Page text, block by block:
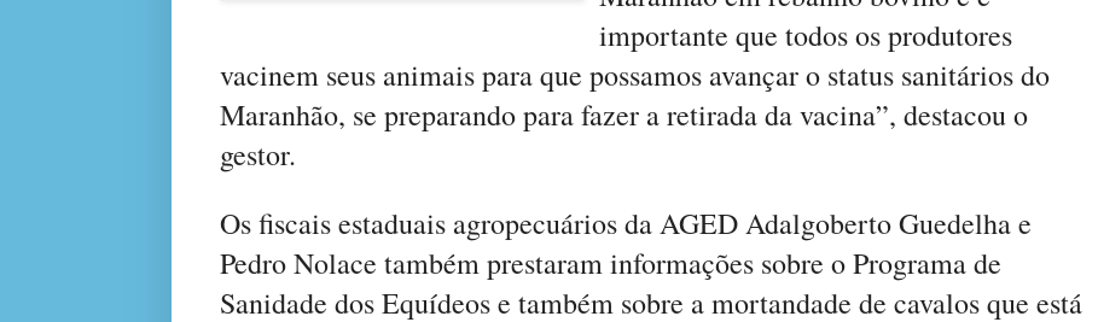
importante que todos os produtores
vacinem seus animais para que possamos avançar o status sanitários do
Maranhão, se preparando para fazer a retirada da vacina”, destacou o
gestor.
Os fiscais estaduais agropecuários da AGED Adalgoberto Guedelha e
Pedro Nolace também prestaram informações sobre o Programa de
Sanidade dos Equídeos e também sobre a mortandade de cavalos que está